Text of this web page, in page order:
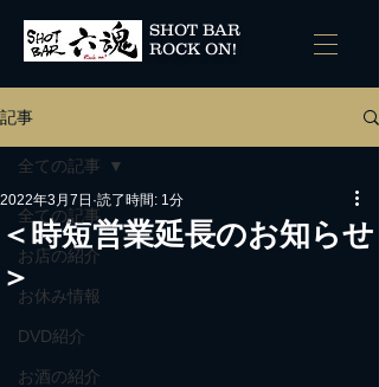
SHOT BAR
ROCK ON!
記事
全ての記事
お店の紹介
お休み情報
DVD紹介
お酒の紹介
全ての記事
＜時短営業延長のお知らせ
＞
2022年3月7日 読了時間: 1分